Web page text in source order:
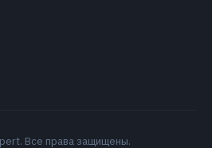
Все права защищены.